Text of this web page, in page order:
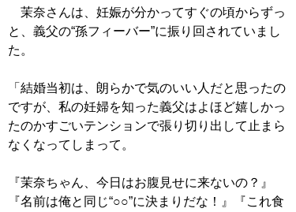
茉奈さんは、妊娠が分かってすぐの頃からずっ
と、義父の“孫フィーバー”に振り回されていまし
た。
「結婚当初は、朗らかで気のいい人だと思ったの
ですが、私の妊婦を知った義父はよほど嬉しかっ
たのかすごいテンションで張り切り出して止まら
なくなってしまって。
『茉奈ちゃん、今日はお腹見せに来ないの？』
『名前は俺と同じ“○○”に決まりだな！』『これ食